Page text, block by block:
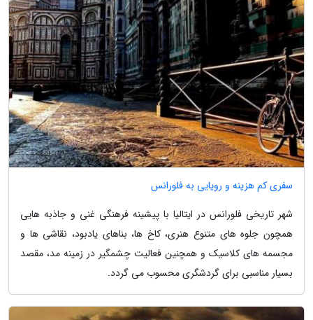
سفری کم هزینه و رویایی به فلورانس
شهر تاریخی فلورانس در ایتالیا با پیشینه فرهنگی غنی و جاذبه هایی
همچون جلوه های متنوع هنری، کاخ ها، بناهای یادبود، نقاشی ها و
مجسمه های کلاسیک و همچنین فعالیت چشمگیر در زمینه مد، مقصد
بسیار مناسبی برای گردشگری محسوب می گردد.